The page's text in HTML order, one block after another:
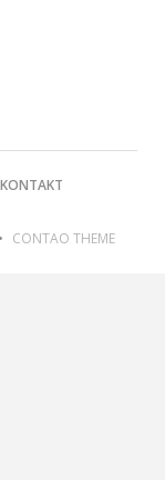
KONTAKT
CONTAO THEME